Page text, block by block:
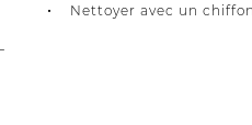
Nettoyer avec un